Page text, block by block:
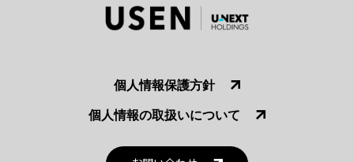
個人情報保護方針
個人情報の取扱いについて